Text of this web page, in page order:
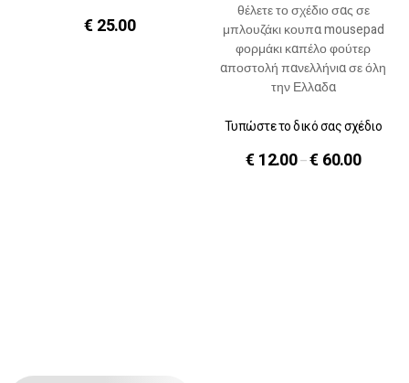
€ 25.00
Τυπώστε το δικό σας σχέδιο
€ 12.00–€ 60.00